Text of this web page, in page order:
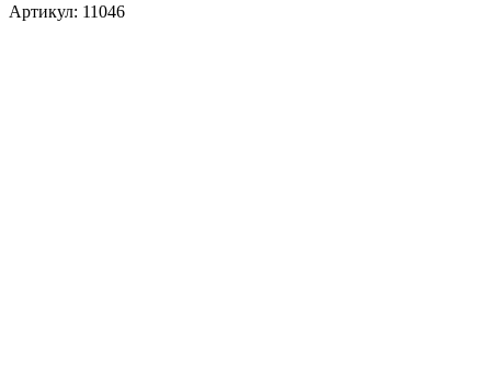
Артикул: 11046